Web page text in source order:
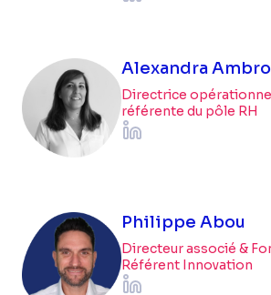
Alexandra
Directrice
référente du pôle RH
Philippe Abou
Directeur associé &
Référent Innovation